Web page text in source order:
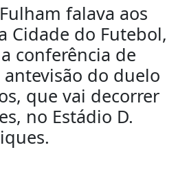
falava aos
Cidade do Futebol,
conferência de
do duelo
que vai decorrer
no Estádio D.